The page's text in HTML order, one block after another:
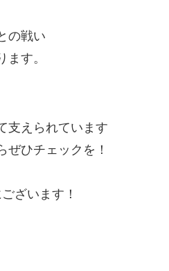
の戦い
す。
支えられています
ぜひチェックを！
ざいます！